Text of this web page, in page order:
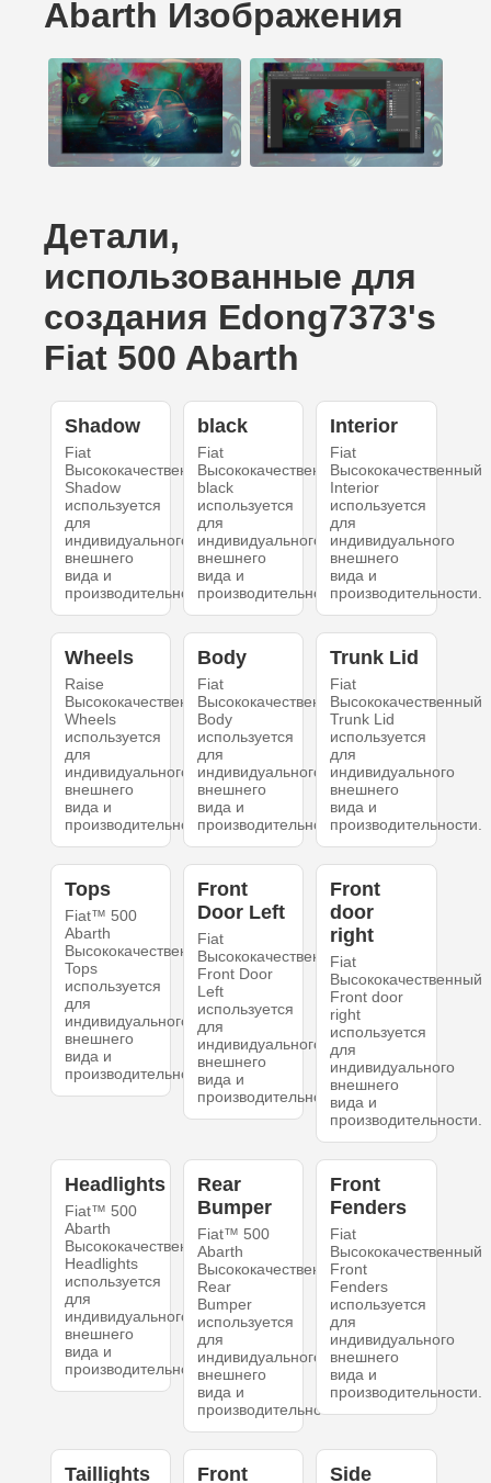
Abarth Изображения
Детали,
использованные для
создания Edong7373's
Fiat 500 Abarth
Shadow
Fiat
Высококачественный
Shadow
используется
для
индивидуального
внешнего
вида и
производительности.
black
Fiat
Высококачественный
black
используется
для
индивидуального
внешнего
вида и
производительности.
Interior
Fiat
Высококачественный
Interior
используется
для
индивидуального
внешнего
вида и
производительности.
Wheels
Raise
Высококачественный
Wheels
используется
для
индивидуального
внешнего
вида и
производительности.
Body
Fiat
Высококачественный
Body
используется
для
индивидуального
внешнего
вида и
производительности.
Trunk Lid
Fiat
Высококачественный
Trunk Lid
используется
для
индивидуального
внешнего
вида и
производительности.
Tops
Fiat™ 500
Abarth
Высококачественный
Tops
используется
для
индивидуального
внешнего
вида и
производительности.
Front
Door Left
Fiat
Высококачественный
Front Door
Left
используется
для
индивидуального
внешнего
вида и
производительности.
Front
door
right
Fiat
Высококачественный
Front door
right
используется
для
индивидуального
внешнего
вида и
производительности.
Headlights
Fiat™ 500
Abarth
Высококачественный
Headlights
используется
для
индивидуального
внешнего
вида и
производительности.
Rear
Bumper
Fiat™ 500
Abarth
Высококачественный
Rear
Bumper
используется
для
индивидуального
внешнего
вида и
производительности.
Front
Fenders
Fiat
Высококачественный
Front
Fenders
используется
для
индивидуального
внешнего
вида и
производительности.
Taillights Front Side